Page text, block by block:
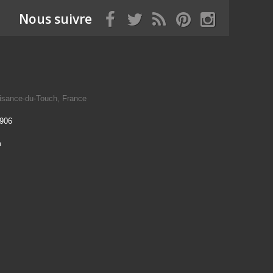
Nous suivre
du-Touch, France